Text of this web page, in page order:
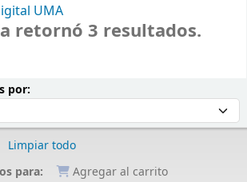
UMA
retornó 3 resultados.
por:
Limpiar todo
para:
Agregar al carrito